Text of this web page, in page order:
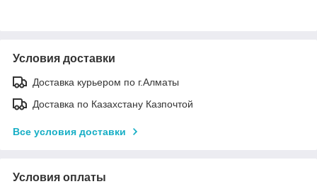
Условия доставки
Доставка курьером по г.Алматы
Доставка по Казахстану Казпочтой
Все условия доставки
Условия оплаты